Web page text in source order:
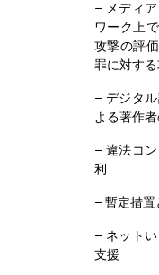
– メディ
ワーク上
攻撃の評
罪に対する
– デジタ
よる著作
– 違法コ
利
– 暫定措置
– ネット
支援